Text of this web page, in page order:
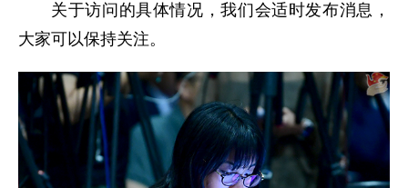
关于访问的具体情况，我们会适时发布消息，
大家可以保持关注。